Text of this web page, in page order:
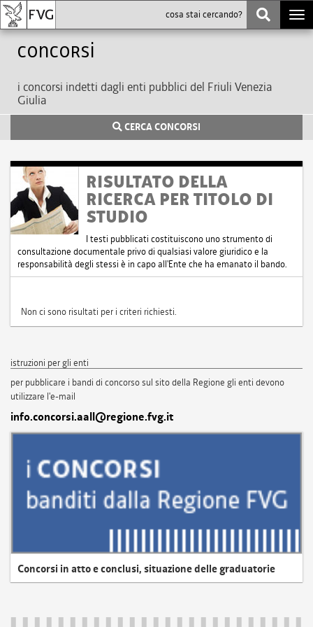
Concorsi
i concorsi indetti dagli enti pubblici del Friuli Venezia
Giulia
CERCA CONCORSI
RISULTATO DELLA
RICERCA PER TITOLO DI
STUDIO
I testi pubblicati costituiscono uno strumento di
consultazione documentale privo di qualsiasi valore giuridico e la
responsabilità degli stessi è in capo all'Ente che ha emanato il bando.
Non ci sono risultati per i criteri richiesti.
istruzioni per gli enti
per pubblicare i bandi di concorso sul sito della Regione gli enti devono
utilizzare l'e-mail
info.concorsi.aall@regione.fvg.it
Concorsi in atto e conclusi, situazione delle graduatorie